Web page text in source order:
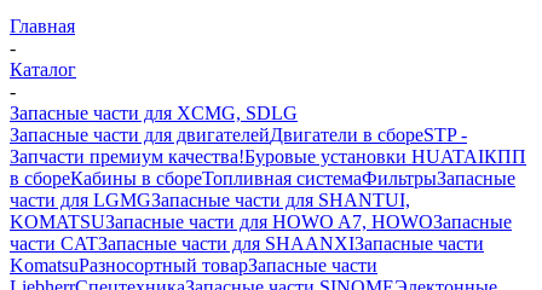
Главная
-
Каталог
-
Запасные части для XCMG, SDLG
Запасные части для двигателейДвигатели в сбореSTP -
Запчасти премиум качества!Буровые установки HUATAIКПП
в сбореКабины в сбореТопливная системаФильтрыЗапасные
части для LGMGЗапасные части для SHANTUI,
KOMATSUЗапасные части для HOWO A7, HOWOЗапасные
части CATЗапасные части для SHAANXIЗапасные части
KomatsuРазносортный товарЗапасные части